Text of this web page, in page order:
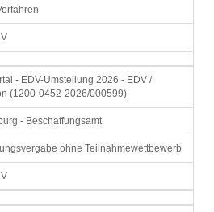
- EDV-Umstellung 2026 - EDV /
(1200-0452-2026/000599)
- Beschaffungsamt
ohne Teilnahmewettbewerb